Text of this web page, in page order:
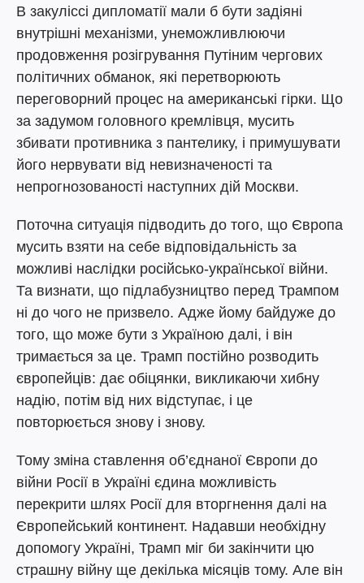
В закуліссі дипломатії мали б бути задіяні
внутрішні механізми, унеможливлюючи
продовження розігрування Путіним чергових
політичних обманок, які перетворюють
переговорний процес на американські гірки. Що
за задумом головного кремлівця, мусить
збивати противника з пантелику, і примушувати
його нервувати від невизначеності та
непрогнозованості наступних дій Москви.
Поточна ситуація підводить до того, що Європа
мусить взяти на себе відповідальність за
можливі наслідки російсько-української війни.
Та визнати, що підлабузництво перед Трампом
ні до чого не призвело. Адже йому байдуже до
того, що може бути з Україною далі, і він
тримається за це. Трамп постійно розводить
європейців: дає обіцянки, викликаючи хибну
надію, потім від них відступає, і це
повторюється знову і знову.
Тому зміна ставлення об’єднаної Європи до
війни Росії в Україні єдина можливість
перекрити шлях Росії для вторгнення далі на
Європейський континент. Надавши необхідну
допомогу Україні, Трамп міг би закінчити цю
страшну війну ще декілька місяців тому. Але він